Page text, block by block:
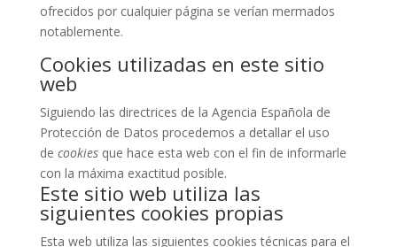
ofrecidos por cualquier página se verían mermados
notablemente.
Cookies utilizadas en este sitio
web
Siguiendo las directrices de la Agencia Española de
Protección de Datos procedemos a detallar el uso
de cookiesque hace esta web con el fin de informarle
con la máxima exactitud posible.
Este sitio web utiliza las
siguientes cookies propias
Esta web utiliza las siguientes cookies técnicas para el